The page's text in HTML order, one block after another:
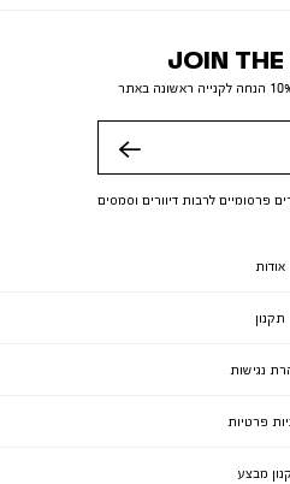
JOIN THE
פרסומיים לרבות דיוורים וסמסים
אודות
תקנון
נגישות
פרטיות
מבצע